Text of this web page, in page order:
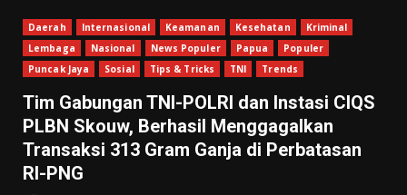
Daerah Internasional Keamanan Kesehatan
Kriminal
Lembaga
Nasional News Populer Papua
Populer
Puncak Jaya
Sosial Tips & Tricks TNI Trends
Tim Gabungan TNI-POLRI dan Instasi CIQS
PLBN Skouw, Berhasil Menggagalkan
Transaksi 313 Gram Ganja di Perbatasan
RI-PNG